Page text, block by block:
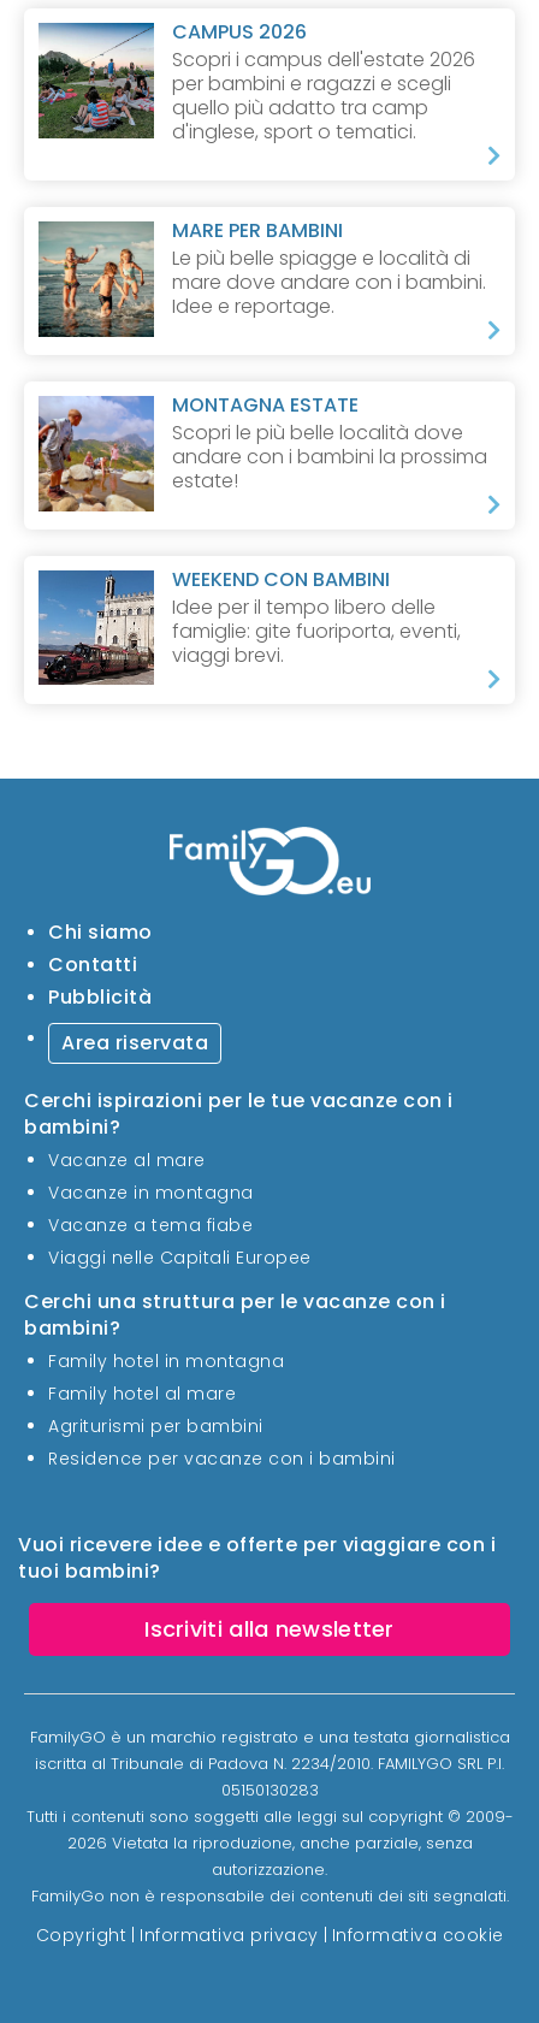
CAMPUS 2026
Scopri i campus dell'estate 2026
per bambini e ragazzi e scegli
quello più adatto tra camp
d'inglese, sport o tematici.
MARE PER BAMBINI
Le più belle spiagge e località di
mare dove andare con i bambini.
Idee e reportage.
MONTAGNA ESTATE
Scopri le più belle località dove
andare con i bambini la prossima
estate!
WEEKEND CON BAMBINI
Idee per il tempo libero delle
famiglie: gite fuoriporta, eventi,
viaggi brevi.
Vuoi ricevere idee e offerte per viaggiare con i
tuoi bambini?
Iscriviti alla newsletter
Chi siamo
Contatti
Pubblicità
Area riservata
Cerchi ispirazioni per le tue vacanze con i
bambini?
Vacanze al mare
Vacanze in montagna
Vacanze a tema fiabe
Viaggi nelle Capitali Europee
Cerchi una struttura per le vacanze con i
bambini?
Family hotel in montagna
Family hotel al mare
Agriturismi per bambini
Residence per vacanze con i bambini
FamilyGO è un marchio registrato e una testata giornalistica
iscritta al Tribunale di Padova N. 2234/2010. FAMILYGO SRL P.I.
05150130283
Tutti i contenuti sono soggetti alle leggi sul copyright © 2009-
2026 Vietata la riproduzione, anche parziale, senza
autorizzazione.
FamilyGo non è responsabile dei contenuti dei siti segnalati.
Copyright | Informativa privacy | Informativa cookie